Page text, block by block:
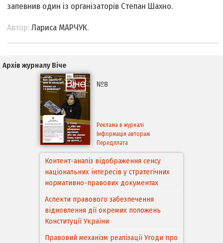
запевнив один із організаторів Cтепан Шахно.
Автор:Лариса МАРЧУК.
Архів журналу Віче
№8
Реклама в журналі
Інформація авторам
Передплата
Контент-аналіз відображення сенсу
національних інтересів у стратегічних
нормативно-правових документах
Аспекти правового забезпечення
відновлення дії окремих положень
Конституції України
Правовий механізм реалізації Угоди про